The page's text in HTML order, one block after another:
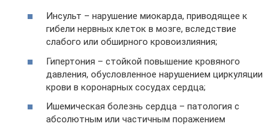
Инсульт – нарушение миокарда, приводящее к
гибели нервных клеток в мозге, вследствие
слабого или обширного кровоизлияния;
Гипертония – стойкой повышение кровяного
давления, обусловленное нарушением циркуляции
крови в коронарных сосудах сердца;
Ишемическая болезнь сердца – патология с
абсолютным или частичным поражением